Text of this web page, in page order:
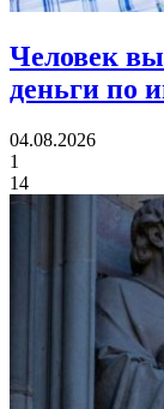
Человек
деньги по
04.08.2026
1
14